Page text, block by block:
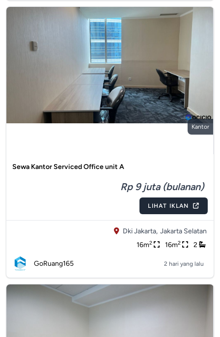
Kantor
Sewa Kantor Serviced Office unit A
Rp 9 juta (bulanan)
LIHAT IKLAN
Dki Jakarta, Jakarta Selatan
16m2 16m2 2
GoRuang165 2 hari yang lalu